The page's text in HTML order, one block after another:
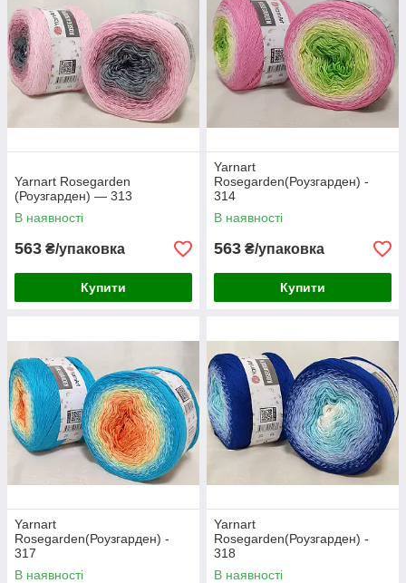
Yarnart Rosegarden
(Роузгарден) — 313
В наявності
563 ₴/упаковка
Купити
Yarnart
Rosegarden(Роузгарден) -
314
В наявності
563 ₴/упаковка
Купити
Yarnart
Rosegarden(Роузгарден) -
317
В наявності
Yarnart
Rosegarden(Роузгарден) -
318
В наявності